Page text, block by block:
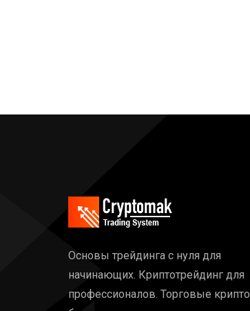
Основы трейдинга с нуля для
начинающих. Криптотрейдинг для
профессионалов. Торговые крипто